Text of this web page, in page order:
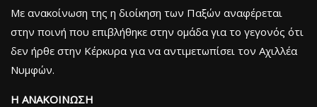
Με ανακοίνωση της η διοίκηση των Παξών αναφέρεται
στην ποινή που επιβλήθηκε στην ομάδα για το γεγονός ότι
δεν ήρθε στην Κέρκυρα για να αντιμετωπίσει τον Αχιλλέα
Νυμφών.
H ΑΝΑΚΟΙΝΩΣΗ